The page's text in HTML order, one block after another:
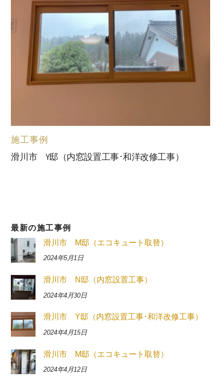
施工事例
滑川市 Y邸（内窓設置工事･和洋改修工事）
最新の施工事例
滑川市 M邸（エコキュート取替）
2024年5月1日
滑川市 N邸（内窓設置工事）
2024年4月30日
滑川市 Y邸（内窓設置工事･和洋改修工事）
2024年4月15日
滑川市 M邸（エコキュート取替）
2024年4月12日